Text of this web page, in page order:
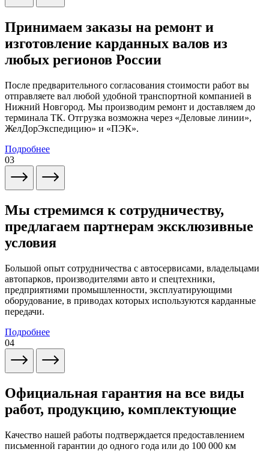
Принимаем заказы на ремонт и
изготовление карданных валов из
любых регионов России
После предварительного согласования стоимости работ вы
отправляете вал любой удобной транспортной компанией в
Нижний Новгород. Мы производим ремонт и доставляем до
терминала ТК. Отгрузка возможна через «Деловые линии»,
ЖелДорЭкспедицию» и «ПЭК».
Подробнее
03
Мы стремимся к сотрудничеству,
предлагаем партнерам эксклюзивные
условия
Большой опыт сотрудничества с автосервисами, владельцами
автопарков, производителями авто и спецтехники,
предприятиями промышленности, эксплуатирующими
оборудование, в приводах которых используются карданные
передачи.
Подробнее
04
Официальная гарантия на все виды
работ, продукцию, комплектующие
Качество нашей работы подтверждается предоставлением
письменной гарантии до одного года или до 100 000 км